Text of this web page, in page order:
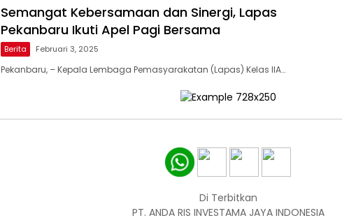
Semangat Kebersamaan dan Sinergi, Lapas
Pekanbaru Ikuti Apel Pagi Bersama
Berita Februari 3, 2025
Pekanbaru, – Kepala Lembaga Pemasyarakatan (Lapas) Kelas IIA…
Di Terbitkan
PT. ANDA RIS INVESTAMA JAYA INDONESIA